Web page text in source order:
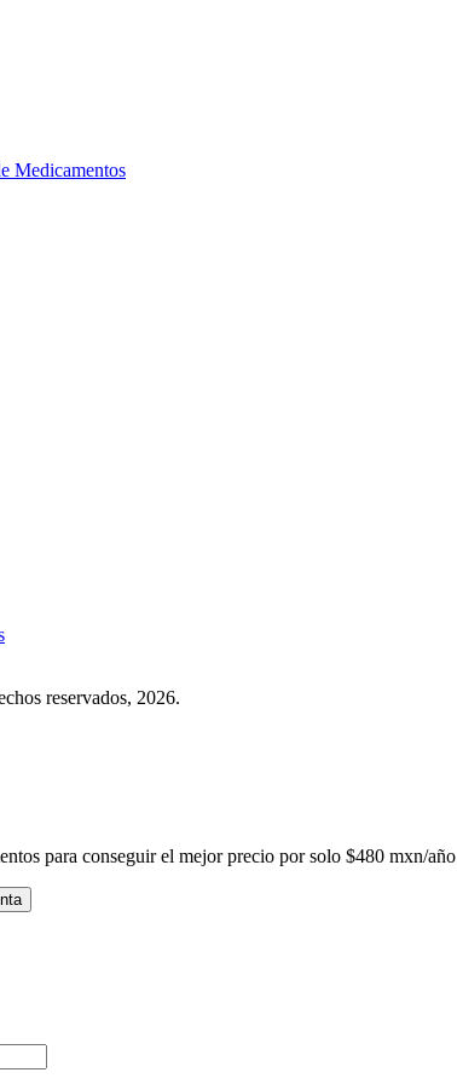
Medicamentos
reservados, 2026.
para conseguir el mejor precio por solo $480 mxn/año